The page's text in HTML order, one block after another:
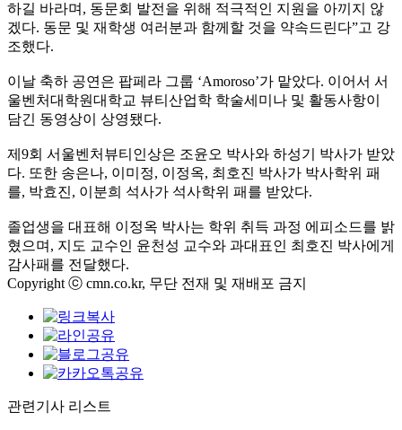
하길 바라며, 동문회 발전을 위해 적극적인 지원을 아끼지 않
겠다. 동문 및 재학생 여러분과 함께할 것을 약속드린다”고 강
조했다.
이날 축하 공연은 팝페라 그룹 ‘Amoroso’가 맡았다. 이어서 서
울벤처대학원대학교 뷰티산업학 학술세미나 및 활동사항이
담긴 동영상이 상영됐다.
제9회 서울벤처뷰티인상은 조윤오 박사와 하성기 박사가 받았
다. 또한 송은나, 이미정, 이정옥, 최호진 박사가 박사학위 패
를, 박효진, 이분희 석사가 석사학위 패를 받았다.
졸업생을 대표해 이정옥 박사는 학위 취득 과정 에피소드를 밝
혔으며, 지도 교수인 윤천성 교수와 과대표인 최호진 박사에게
감사패를 전달했다.
Copyright ⓒ cmn.co.kr, 무단 전재 및 재배포 금지
관련기사 리스트